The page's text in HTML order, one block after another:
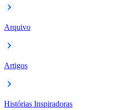
Arquivo
Artigos
Histórias Inspiradoras